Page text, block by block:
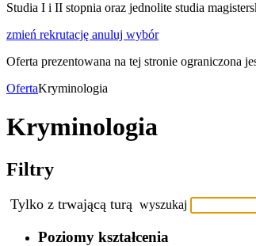
Studia I i II stopnia oraz jednolite studia
zmień rekrutację anuluj wybór
Oferta prezentowana na tej stronie ograniczona
OfertaKryminologia
Kryminologia
Filtry
Tylko z trwającą turą wyszukaj
Poziomy kształcenia